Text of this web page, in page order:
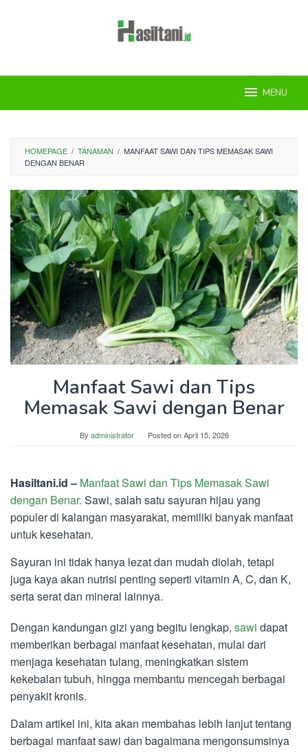
MENU
HOMEPAGE / TANAMAN / MANFAAT SAWI DAN TIPS MEMASAK SAWI
DENGAN BENAR
Manfaat Sawi dan Tips
Memasak Sawi dengan Benar
By administrator Posted onApril 15, 2026
Hasiltani.id – Manfaat Sawi dan Tips Memasak Sawi
dengan Benar. Sawi, salah satu sayuran hijau yang
populer di kalangan masyarakat, memiliki banyak manfaat
untuk kesehatan.
Sayuran ini tidak hanya lezat dan mudah diolah, tetapi
juga kaya akan nutrisi penting seperti vitamin A, C, dan K,
serta serat dan mineral lainnya.
Dengan kandungan gizi yang begitu lengkap, sawi dapat
memberikan berbagai manfaat kesehatan, mulai dari
menjaga kesehatan tulang, meningkatkan sistem
kekebalan tubuh, hingga membantu mencegah berbagai
penyakit kronis.
Dalam artikel ini, kita akan membahas lebih lanjut tentang
berbagai manfaat sawi dan bagaimana mengonsumsinya